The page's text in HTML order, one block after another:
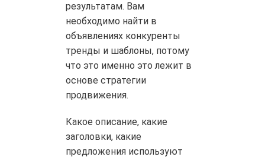
результатам. Вам
необходимо найти в
объявлениях конкуренты
тренды и шаблоны, потому
что это именно это лежит в
основе стратегии
продвижения.
Какое описание, какие
заголовки, какие
предложения используют